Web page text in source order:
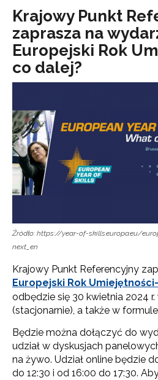
Krajowy Punkt
zaprasza na
Europejski Rok
co dalej?
Źródło: https://year-of-skills.europa.eu/
next_en
Krajowy Punkt Referencyjny
Europejski Rok
odbędzie się 30 kwietnia 2024 r.
(stacjonarnie), a także w
Będzie można dołączyć do
udział w dyskusjach
na żywo. Udział online będzie
do 12:30 i od 16:00 do 17:30.